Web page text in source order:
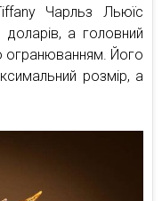
Чарльз Льюїс
а головний
огранюванням. Його
розмір, а